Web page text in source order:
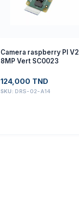
Camera raspberry PI V2
8MP Vert SC0023
124,000 TND
SKU: DRS-02-A14